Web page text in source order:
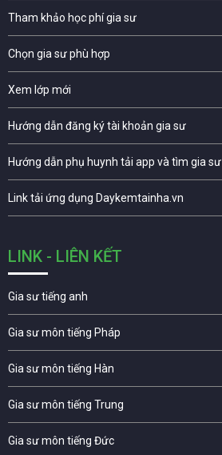
Tham khảo học phí gia sư
Chọn gia sư phù hợp
Xem lớp mới
Hướng dẫn đăng ký tài khoản gia sư
Hướng dẫn phụ huynh tải app và tìm gia sư
Link tải ứng dụng Daykemtainha.vn
LINK - LIÊN KẾT
Gia sư tiếng anh
Gia sư môn tiếng Pháp
Gia sư môn tiếng Hàn
Gia sư môn tiếng Trung
Gia sư môn tiếng Đức